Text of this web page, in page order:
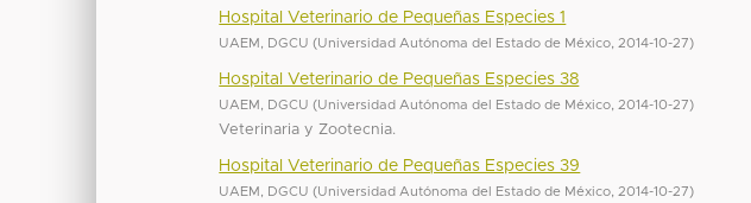
Hospital Veterinario de Pequeñas Especies 1
UAEM, DGCU (Universidad Autónoma del Estado de México 2014-10-27)
Hospital Veterinario de Pequeñas Especies 38
UAEM, DGCU (Universidad Autónoma del Estado de México 2014-10-27)
Veterinaria y Zootecnia.
Hospital Veterinario de Pequeñas Especies 39
UAEM, DGCU (Universidad Autónoma del Estado de México 2014-10-27)